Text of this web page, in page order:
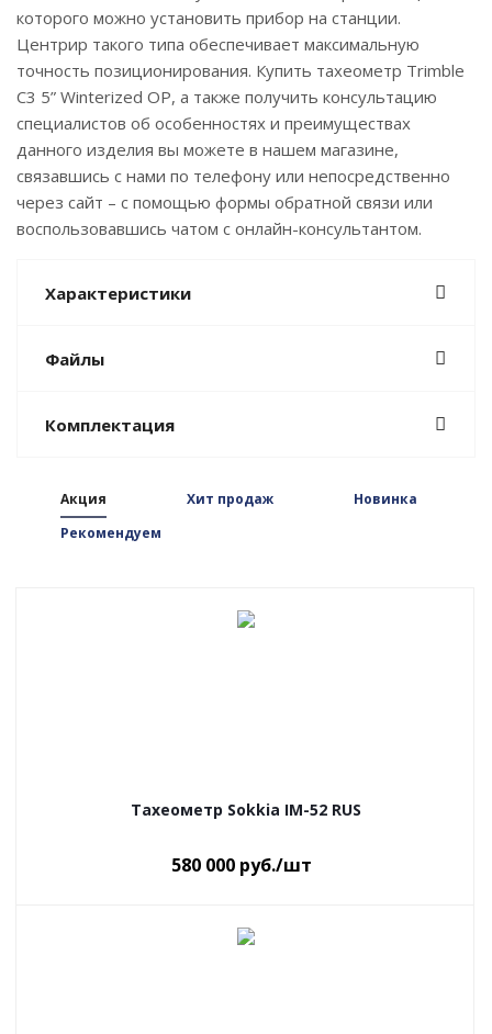
которого можно установить прибор на станции.
Центрир такого типа обеспечивает максимальную
точность позиционирования. Купить тахеометр Trimble
C3 5” Winterized OP, а также получить консультацию
специалистов об особенностях и преимуществах
данного изделия вы можете в нашем магазине,
связавшись с нами по телефону или непосредственно
через сайт – с помощью формы обратной связи или
воспользовавшись чатом с онлайн-консультантом.
Характеристики
Файлы
Комплектация
Акция Хит продаж
Новинка
Рекомендуем
Тахеометр Sokkia IM-52 RUS
580 000 руб./шт